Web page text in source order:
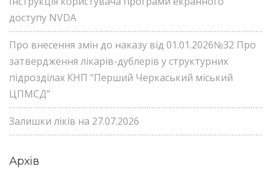
доступу NVDA
Про внесення змін до наказу від 01.01.2026№32 Про
затвердження лікарів-дублерів у структурних
підрозділах КНП “Перший Черкаський міський
ЦПМСД”
Залишки ліків на 27.07.2026
Архів